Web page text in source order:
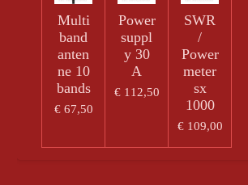
Multi
band
anten
ne 10
bands
€ 67,50
Power
suppl
y 30
A
€ 112,50
SWR
/
Power
meter
sx
1000
€ 109,00